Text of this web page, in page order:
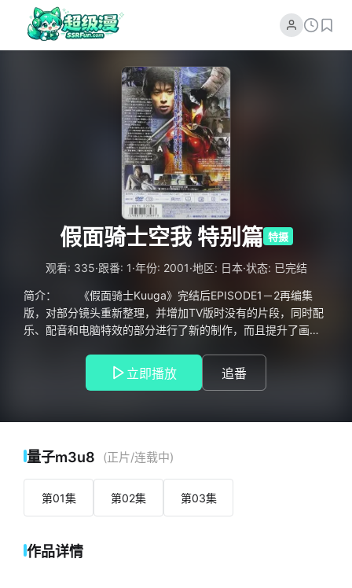
假面骑士空我 特别篇 特摄
观看: 335·跟番: 1·年份: 2001·地区: 日本·状态: 已完结
简介： 《假面骑士Kuuga》完结后EPISODE1－2再编集
版，对部分镜头重新整理，并增加TV版时没有的片段，同时配
乐、配音和电脑特效的部分进行了新的制作，而且提升了画
立即播放 追番
量子m3u8 (正片/连载中)
第01集 第02集 第03集
作品详情